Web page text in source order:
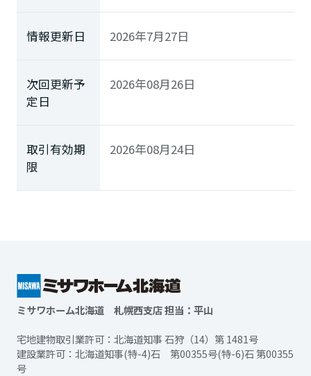
情報更新日 2026年7月27日
次回更新予
定日
2026年08月26日
取引有効期
限
2026年08月24日
ミサワホーム北海道 札幌西支店 担当：平山
宅地建物取引業許可：北海道知事 石狩（14）第 1481号
建設業許可：北海道知事(特-4)石 第00355号(特-6)石 第00355
号